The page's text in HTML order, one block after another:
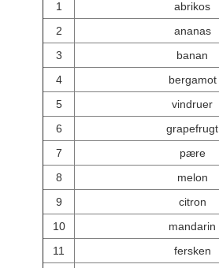
1
abrikos
2
ananas
3
banan
4
bergamot
5
vindruer
6
grapefrugt
7
pære
8
melon
9
citron
10
mandarin
11
fersken